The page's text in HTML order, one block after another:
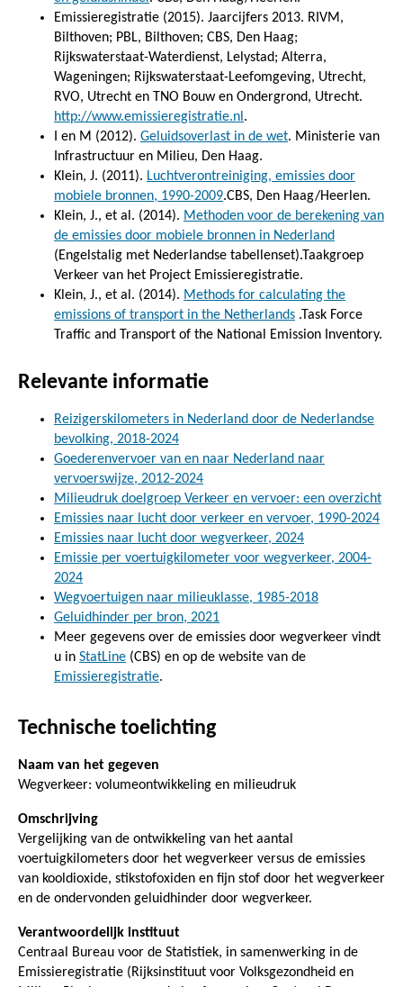
Emissieregistratie (2015). Jaarcijfers 2013. RIVM,
Bilthoven; PBL, Bilthoven; CBS, Den Haag;
Rijkswaterstaat-Waterdienst, Lelystad; Alterra,
Wageningen; Rijkswaterstaat-Leefomgeving, Utrecht,
RVO, Utrecht en TNO Bouw en Ondergrond, Utrecht.
http://www.emissieregistratie.nl .
I en M (2012). Geluidsoverlast in de wet. Ministerie van
Infrastructuur en Milieu, Den Haag.
Klein, J. (2011). Luchtverontreiniging, emissies door
mobiele bronnen, 1990-2009.CBS, Den Haag/Heerlen.
Klein, J., et al. (2014). Methoden voor de berekening van
de emissies door mobiele bronnen in Nederland
(Engelstalig met Nederlandse tabellenset).Taakgroep
Verkeer van het Project Emissieregistratie.
Klein, J., et al. (2014). Methods for calculating the
emissions of transport in the Netherlands .Task Force
Traffic and Transport of the National Emission Inventory.
Relevante informatie
Reizigerskilometers in Nederland door de Nederlandse
bevolking, 2018-2024
Goederenvervoer van en naar Nederland naar
vervoerswijze, 2012-2024
Milieudruk doelgroep Verkeer en vervoer: een overzicht
Emissies naar lucht door verkeer en vervoer, 1990-2024
Emissies naar lucht door wegverkeer, 2024
Emissie per voertuigkilometer voor wegverkeer, 2004-
2024
Wegvoertuigen naar milieuklasse, 1985-2018
Geluidhinder per bron, 2021
Meer gegevens over de emissies door wegverkeer vindt
u in StatLine (CBS) en op de website van de
Emissieregistratie.
Technische toelichting
Naam van het gegeven
Wegverkeer: volumeontwikkeling en milieudruk
Omschrijving
Vergelijking van de ontwikkeling van het aantal
voertuigkilometers door het wegverkeer versus de emissies
van kooldioxide, stikstofoxiden en fijn stof door het wegverkeer
en de ondervonden geluidhinder door wegverkeer.
Verantwoordelijk instituut
Centraal Bureau voor de Statistiek, in samenwerking in de
Emissieregistratie (Rijksinstituut voor Volksgezondheid en